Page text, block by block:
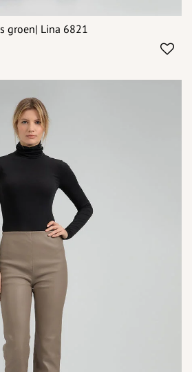
groen| Lina 6821